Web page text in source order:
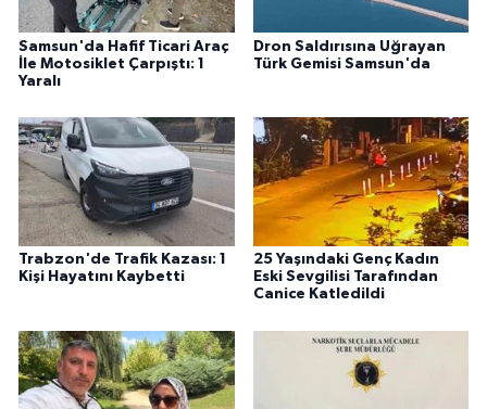
Samsun'da Hafif Ticari Araç
İle Motosiklet Çarpıştı: 1
Yaralı
Dron Saldırısına Uğrayan
Türk Gemisi Samsun'da
Trabzon'de Trafik Kazası: 1
Kişi Hayatını Kaybetti
25 Yaşındaki Genç Kadın
Eski Sevgilisi Tarafından
Canice Katledildi